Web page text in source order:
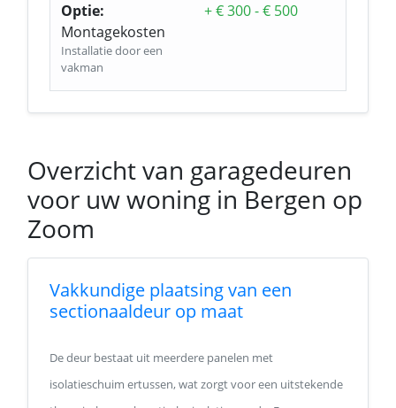
Optie:
Montagekosten
Installatie door een
vakman
+ € 300 - € 500
Overzicht van garagedeuren
voor uw woning in Bergen op
Zoom
Vakkundige plaatsing van een
sectionaaldeur op maat
De deur bestaat uit meerdere panelen met
isolatieschuim ertussen, wat zorgt voor een uitstekende